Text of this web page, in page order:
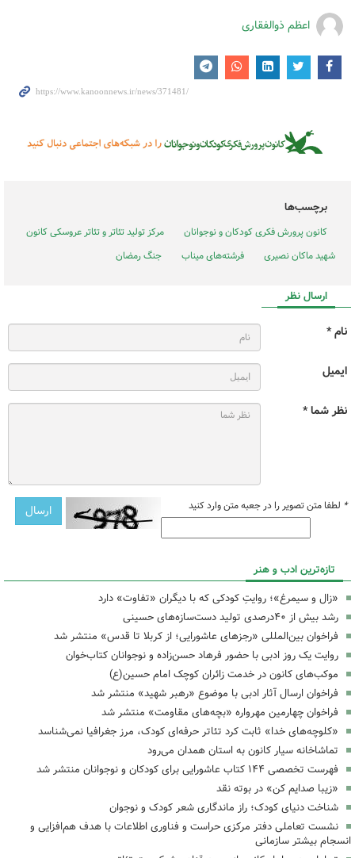
اعظم ذوالفقاری
برچسب‌ها
کانون پرورش فکری کودکان و نوجوانان
مرکز تولید تئاتر و تئاتر عروسکی کانون
شهید ماکان نصیری
فرشته‌های میناب جنگ رمضان
ارسال نظر
نام *
ایمیل
نظر شما *
* لطفا متن تصویر را در جعبه متن وارد کنید
تازه‌ترین ادب و هنر
«زال و سیمرغ»؛ روایتِ کودکی که با دیگران «تفاوت» دارد
رشد بیش از ۴۰درصدی تولید دست‌سازه‌های حسینی
فراخوان بین‌المللی «رجزهای عاشورایی؛ از کربلا تا قدس» منتشر شد
روایت یک روز ادبی با حضور فرهاد حسن‌زاده و نوجوانان کتاب‌خوان
موکب‌های کانون در خدمت زائران کوچک امام حسین(ع)
فراخوان ارسال آثار ادبی با موضوع «رهبر شهید» منتشر شد
فراخوان چهارمین مهرواره «بچه‌های مقاومت» منتشر شد
«کلوچه‌های خدا» ثابت کرد تئاتر حرفه‌ای کودک، مرز جغرافیا نمی‌شناسد
تماشاخانه سیار کانون به استان همدان می‌رود
فهرست تخصصی ۱۴۴ کتاب عاشورایی برای کودکان و نوجوانان منتشر شد
«زیبا صدایم کن» در بوته نقد
شناخت دنیای کودک؛ راز ماندگاری شعر کودک و نوجوان
نشست تعاملی دفتر مرکزی حراست و فناوری اطلاعات با هدف هم‌افزایی و
انسجام بیشتر سازمانی